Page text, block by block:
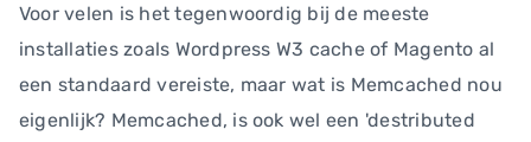
Voor velen is het tegenwoordig bij de meeste
installaties zoals Wordpress W3 cache of Magento al
een standaard vereiste, maar wat is Memcached nou
eigenlijk? Memcached, is ook wel een 'destributed